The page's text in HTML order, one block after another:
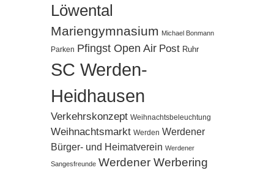
Löwental
Mariengymnasium Michael Bonmann
Parken Pfingst Open Air Post Ruhr
SC Werden-
Heidhausen
Verkehrskonzept Weihnachtsbeleuchtung
Weihnachtsmarkt Werden Werdener
Bürger- und Heimatverein Werdener
Sangesfreunde Werdener Werbering